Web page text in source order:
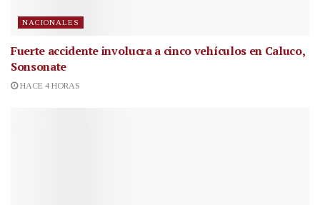
NACIONALES
Fuerte accidente involucra a cinco vehículos en Caluco,
Sonsonate
HACE 4 HORAS